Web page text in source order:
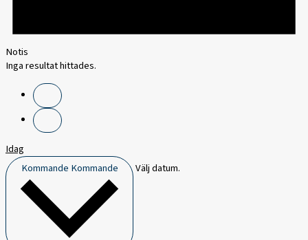
Notis
Inga resultat hittades.
Idag
Kommande Kommande Välj datum.